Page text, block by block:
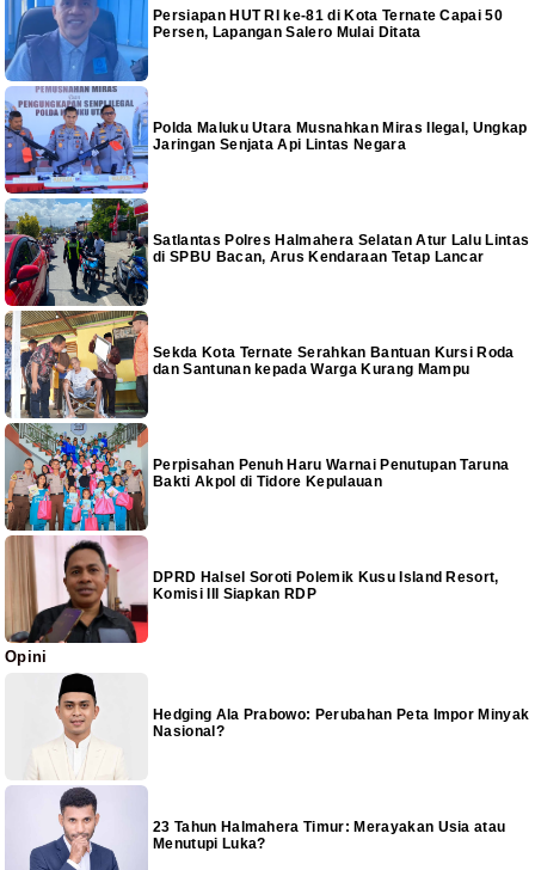
Persiapan HUT RI ke-81 di Kota Ternate Capai 50
Persen, Lapangan Salero Mulai Ditata
Polda Maluku Utara Musnahkan Miras Ilegal, Ungkap
Jaringan Senjata Api Lintas Negara
Satlantas Polres Halmahera Selatan Atur Lalu Lintas
di SPBU Bacan, Arus Kendaraan Tetap Lancar
Sekda Kota Ternate Serahkan Bantuan Kursi Roda
dan Santunan kepada Warga Kurang Mampu
Perpisahan Penuh Haru Warnai Penutupan Taruna
Bakti Akpol di Tidore Kepulauan
DPRD Halsel Soroti Polemik Kusu Island Resort,
Komisi III Siapkan RDP
Opini
Hedging Ala Prabowo: Perubahan Peta Impor Minyak
Nasional?
23 Tahun Halmahera Timur: Merayakan Usia atau
Menutupi Luka?